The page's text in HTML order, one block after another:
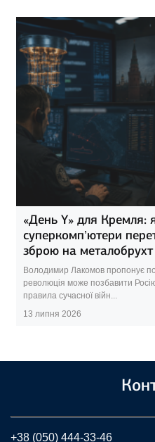
«День Y» для Кремля:
суперкомп’ютери
зброю на
Володимир Лакомов пропонує
революція може позбавити Росію
правила сучасної війн...
13 липня 2026
+38 (050) 444-33-46